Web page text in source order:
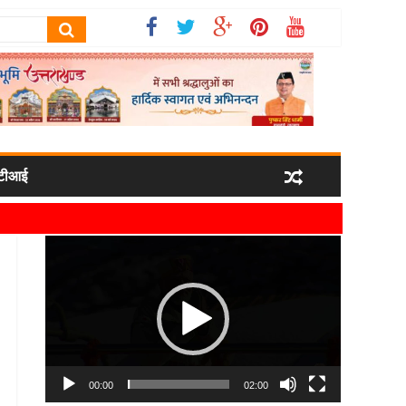
उनका स्वागत किया गया
व्यवस्थाओं की ली जानकारी
00:00 02:00